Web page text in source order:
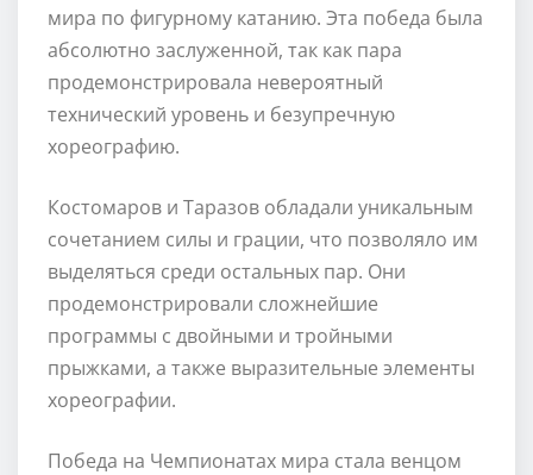
мира по фигурному катанию. Эта победа была
абсолютно заслуженной, так как пара
продемонстрировала невероятный
технический уровень и безупречную
хореографию.
Костомаров и Таразов обладали уникальным
сочетанием силы и грации, что позволяло им
выделяться среди остальных пар. Они
продемонстрировали сложнейшие
программы с двойными и тройными
прыжками, а также выразительные элементы
хореографии.
Победа на Чемпионатах мира стала венцом